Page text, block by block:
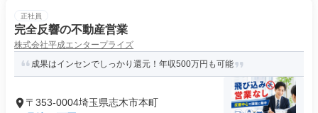
正社員
完全反響の不動産営業
株式会社平成エンタープライズ
成果はインセンでしっかり還元！年収500万円も可能
〒353-0004埼玉県志木市本町